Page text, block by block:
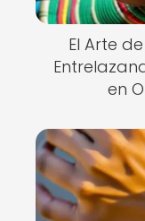
El Arte
en